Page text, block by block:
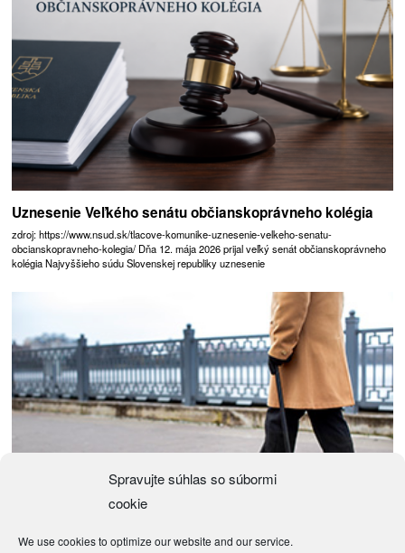
Spravujte súhlas so súbormi
cookie
We use cookies to optimize our website and our service.
Uznesenie Veľkého senátu občianskoprávneho kolégia
zdroj: https://www.nsud.sk/tlacove-komunike-uznesenie-velkeho-senatu-
obcianskopravneho-kolegia/ Dňa 12. mája 2026 prijal veľký senát občianskoprávneho
kolégia Najvyššieho súdu Slovenskej republiky uznesenie